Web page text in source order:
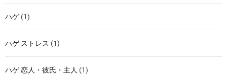
ハゲ(1)
ハゲ ストレス (1)
ハゲ 恋人・彼氏・主人 (1)